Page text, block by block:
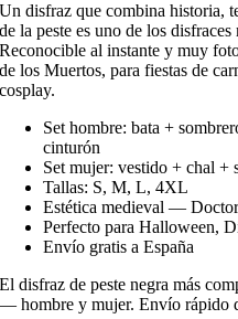
Un disfraz que combina historia,
de la peste es uno de los
Reconocible al instante y muy
de los Muertos, para fiestas de
cosplay.
Set hombre: bata +
cinturón
Set mujer: vestido + chal +
Tallas: S, M, L, 4XL
Estética medieval —
Perfecto para Halloween,
Envío gratis a España
El disfraz de peste negra más
— hombre y mujer. Envío rápido